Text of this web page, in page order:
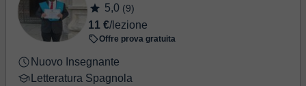
5,0 (9)
11 €/lezione
Offre prova gratuita
Nuovo Insegnante
Letteratura Spagnola